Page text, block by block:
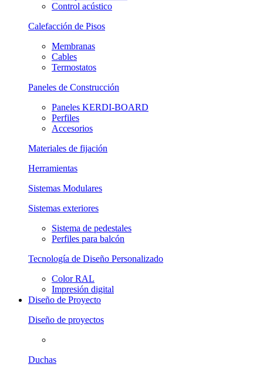
Control acústico
Calefacción de Pisos
Membranas
Cables
Termostatos
Paneles de Construcción
Paneles KERDI-BOARD
Perfiles
Accesorios
Materiales de fijación
Herramientas
Sistemas Modulares
Sistemas exteriores
Sistema de pedestales
Perfiles para balcón
Tecnología de Diseño Personalizado
Color RAL
Impresión digital
Diseño de Proyecto
Diseño de proyectos
Duchas